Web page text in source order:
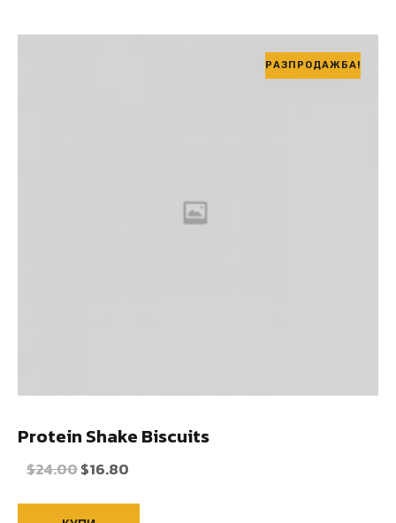
РАЗПРОДАЖБА!
Protein Shake Biscuits
$24.00$16.80